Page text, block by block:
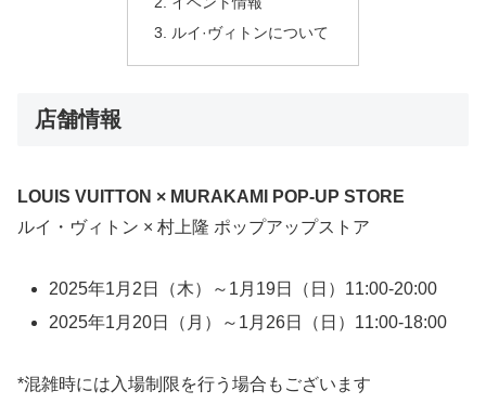
ルイ·ヴィトンについて
店舗情報
LOUIS VUITTON × MURAKAMI POP-UP STORE
ルイ・ヴィトン × 村上隆 ポップアップストア
2025年1月2日（木）～1月19日（日）11:00-20:00
2025年1月20日（月）～1月26日（日）11:00-18:00
*混雑時には入場制限を行う場合もございます